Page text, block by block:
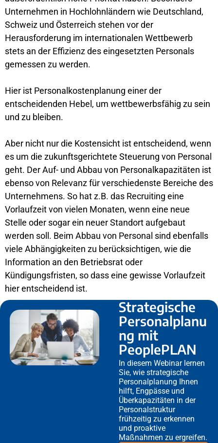
Unternehmen in Hochlohnländern wie Deutschland,
Schweiz und Österreich stehen vor der
Herausforderung im internationalen Wettbewerb
stets an der Effizienz des eingesetzten Personals
gemessen zu werden.
Hier ist Personalkostenplanung einer der
entscheidenden Hebel, um wettbewerbsfähig zu sein
und zu bleiben.
Aber nicht nur die Kostensicht ist entscheidend, wenn
es um die zukunftsgerichtete Steuerung von Personal
geht. Der Auf- und Abbau von Personalkapazitäten ist
ebenso von Relevanz für verschiedenste Bereiche des
Unternehmens. So hat z.B. das Recruiting eine
Vorlaufzeit von vielen Monaten, wenn eine neue
Stelle oder sogar ein neuer Standort aufgebaut
werden soll. Beim Abbau von Personal sind ebenfalls
viele Abhängigkeiten zu berücksichtigen, wie die
Information an den Betriebsrat oder
Kündigungsfristen, so dass eine gewisse Vorlaufzeit
hier entscheidend ist.
Strategische
Personalplanu
ng mit
PeoplePLAN
In diesem Webinar lernen
Sie, wie strategische
Personalplanung Ihnen
hilft, Engpässe und
Überkapazitäten in der
Personalstruktur
frühzeitig zu erkennen
und proaktive
Maßnahmen zu ergreifen.